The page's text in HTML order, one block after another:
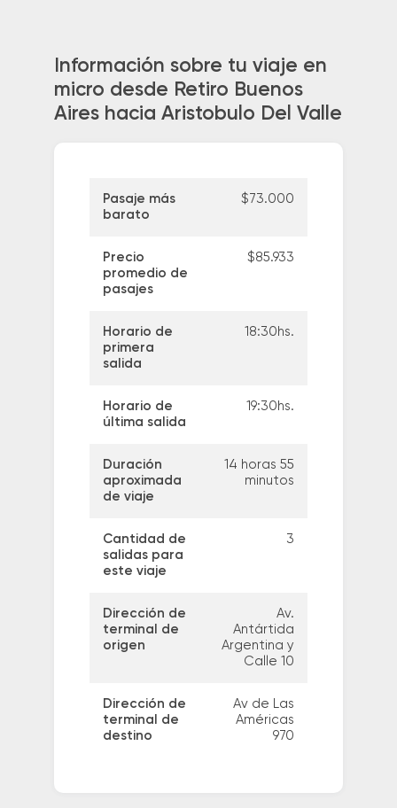
Información sobre tu viaje en
micro desde Retiro Buenos
Aires hacia Aristobulo Del Valle
Pasaje más
barato
$73.000
Precio
promedio de
pasajes
$85.933
Horario de
primera
salida
18:30hs.
Horario de
última salida
19:30hs.
Duración
aproximada
de viaje
14 horas 55
minutos
Cantidad de
salidas para
este viaje
3
Dirección de
terminal de
origen
Av.
Antártida
Argentina y
Calle 10
Dirección de
terminal de
destino
Av de Las
Américas
970